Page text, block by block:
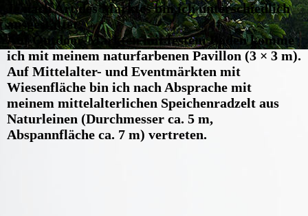
Je nach Art des Marktes bin ich unterschiedlich
ausgestattet:
Auf Outdoor-Märkten mit festem Boden komme
ich mit meinem naturfarbenen Pavillon (3 × 3 m).
Auf Mittelalter- und Eventmärkten mit
Wiesenfläche bin ich nach Absprache mit
meinem mittelalterlichen Speichenradzelt aus
Naturleinen (Durchmesser ca. 5 m,
Abspannfläche ca. 7 m) vertreten.